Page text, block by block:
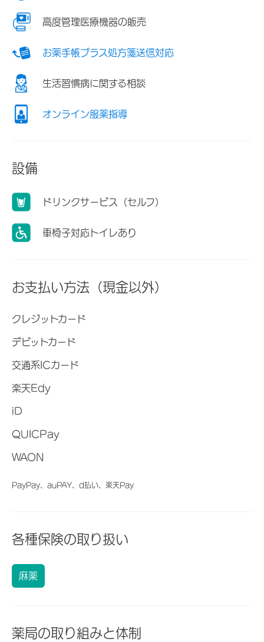
高度管理医療機器の販売
お薬手帳プラス処方箋送信対応
生活習慣病に関する相談
オンライン服薬指導
設備
ドリンクサービス（セルフ）
車椅子対応トイレあり
お支払い方法（現金以外）
クレジットカード
デビットカード
交通系ICカード
楽天Edy
iD
QUICPay
WAON
PayPay、auPAY、d払い、楽天Pay
各種保険の取り扱い
麻薬
薬局の取り組みと体制